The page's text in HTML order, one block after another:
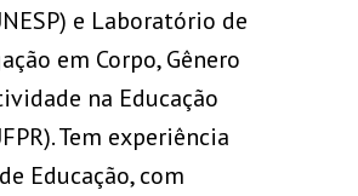
e Laboratório de
em Corpo, Gênero
na Educação
Tem experiência
Educação, com